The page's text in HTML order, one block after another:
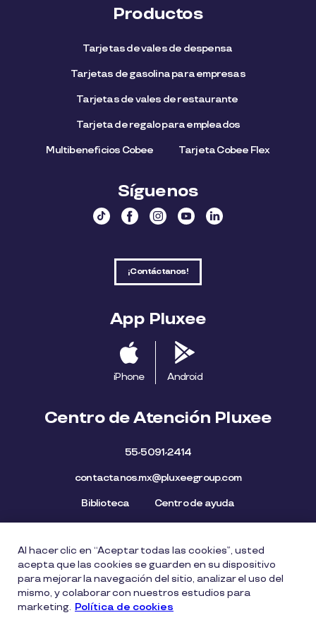
Productos
Tarjetas de vales de despensa
Tarjetas de gasolina para empresas
Tarjetas de vales de restaurante
Tarjeta de regalo para empleados​
Multibeneficios Cobee Tarjeta Cobee Flex
Síguenos
¡Contáctanos!
App Pluxee
iPhone Android
Centro de Atención Pluxee
55-5091-2414
contactanos.mx@pluxeegroup.com
Biblioteca Centro de ayuda
Mapa del Sitio Aviso de privacidad Política de cookies
Licencia de Uso de Marca Política de Denuncia
Carta Ética Lista de precios
Al hacer clic en “Aceptar todas las cookies”, usted
acepta que las cookies se guarden en su dispositivo
para mejorar la navegación del sitio, analizar el uso del
mismo, y colaborar con nuestros estudios para
marketing. Política de cookies